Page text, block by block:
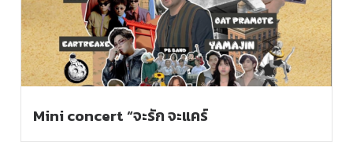
Mini concert “จะรัก จะแคร์